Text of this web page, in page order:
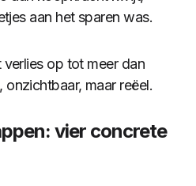
aan het sparen was.
op tot meer dan
maar reëel.
vier concrete